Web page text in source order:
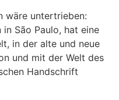
wäre untertrieben:
São Paulo, hat eine
in der alte und neue
und mit der Welt des
Handschrift